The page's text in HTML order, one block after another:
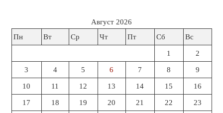
Август 2026
Пн
Вт Ср Чт Пт Сб Вс
1 2
3 4 5 6 7 8 9
10 11 12 13 14 15 16
17 18 19 20 21 22 23